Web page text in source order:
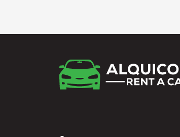
Barcelona - Airport